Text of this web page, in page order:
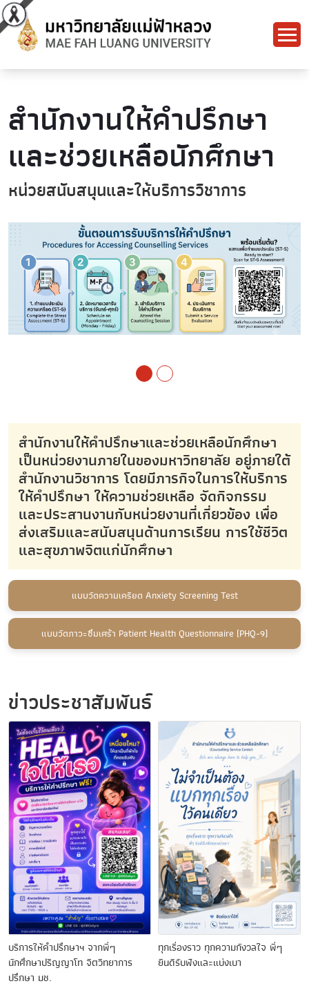
สำนักงานให้คำปรึกษา
และช่วยเหลือนักศึกษา
หน่วยสนับสนุนและให้บริการวิชาการ
สำนักงานให้คำปรึกษาและช่วยเหลือนักศึกษา
เป็นหน่วยงานภายในของมหาวิทยาลัย อยู่ภายใต้
สำนักงานวิชาการ โดยมีภารกิจในการให้บริการ
ให้คำปรึกษา ให้ความช่วยเหลือ จัดกิจกรรม
และประสานงานกับหน่วยงานที่เกี่ยวข้อง เพื่อ
ส่งเสริมและสนับสนุนด้านการเรียน การใช้ชีวิต
และสุขภาพจิตแก่นักศึกษา
แบบวัดความเครียด Anxiety Screening Test
แบบวัดภาวะซึมเศร้า Patient Health Questionnaire (PHQ-9)
ข่าวประชาสัมพันธ์
บริการให้คำปรึกษาฯ จากพี่ๆ
นักศึกษาปริญญาโท จิตวิทยาการ
ปรึกษา มช.
ทุกเรื่องราว ทุกความกังวลใจ พี่ๆ
ยินดีรับฟังและแบ่งเบา